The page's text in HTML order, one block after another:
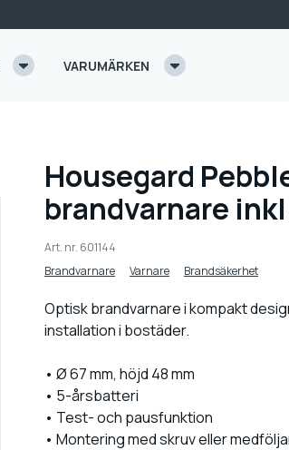
VARUMÄRKEN
Housegard
brandvarnare
Art. nr. 601144
Brandvarnare
Varnare Brandsäkerhet
Optisk brandvarnare i kompakt
installation i bostäder.
• Ø 67 mm, höjd 48 mm
• 5-årsbatteri
• Test- och pausfunktion
• Montering med skruv eller